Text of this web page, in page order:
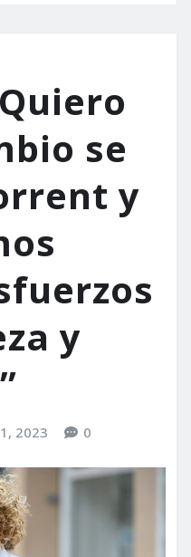
se
y
y
2023 0